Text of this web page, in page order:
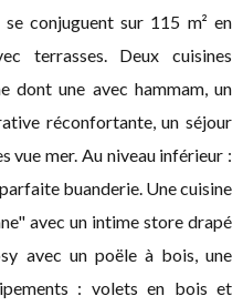
conjuguent sur 115 m² en
terrasses. Deux cuisines
dont une avec hammam, un
réconfortante, un séjour
vue mer. Au niveau inférieur :
buanderie. Une cuisine
avec un intime store drapé
avec un poële à bois, une
: volets en bois et